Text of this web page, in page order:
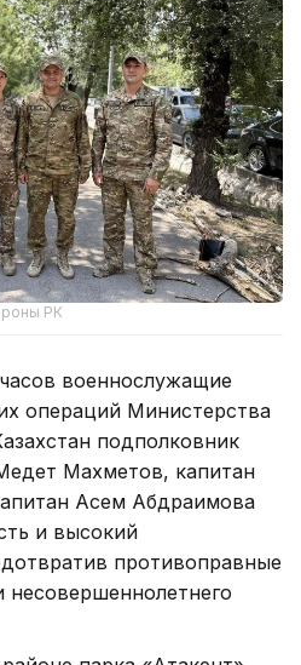
РК
военнослужащие
операций Министерства
подполковник
Махметов, капитан
Асем Абдраимова
и высокий
противоправные